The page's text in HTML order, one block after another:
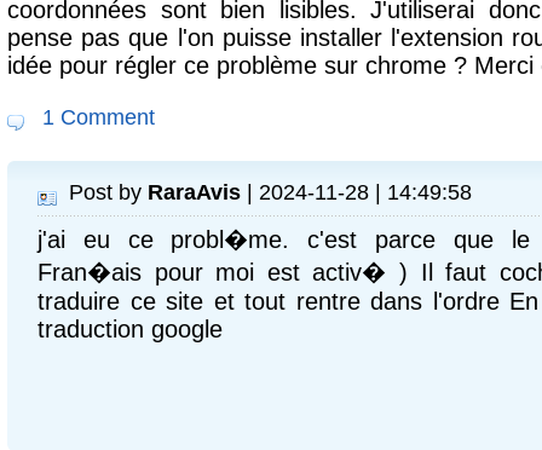
coordonnées sont bien lisibles. J'utiliserai
pense pas que l'on puisse installer l'extension
idée pour régler ce problème sur chrome ? Merci
1 Comment
Post by RaraAvis | 2024-11-28 | 14:49:58
j'ai eu ce probl�me. c'est parce que le
Fran�ais pour moi est activ� ) Il faut
traduire ce site et tout rentre dans l'ordre
traduction google